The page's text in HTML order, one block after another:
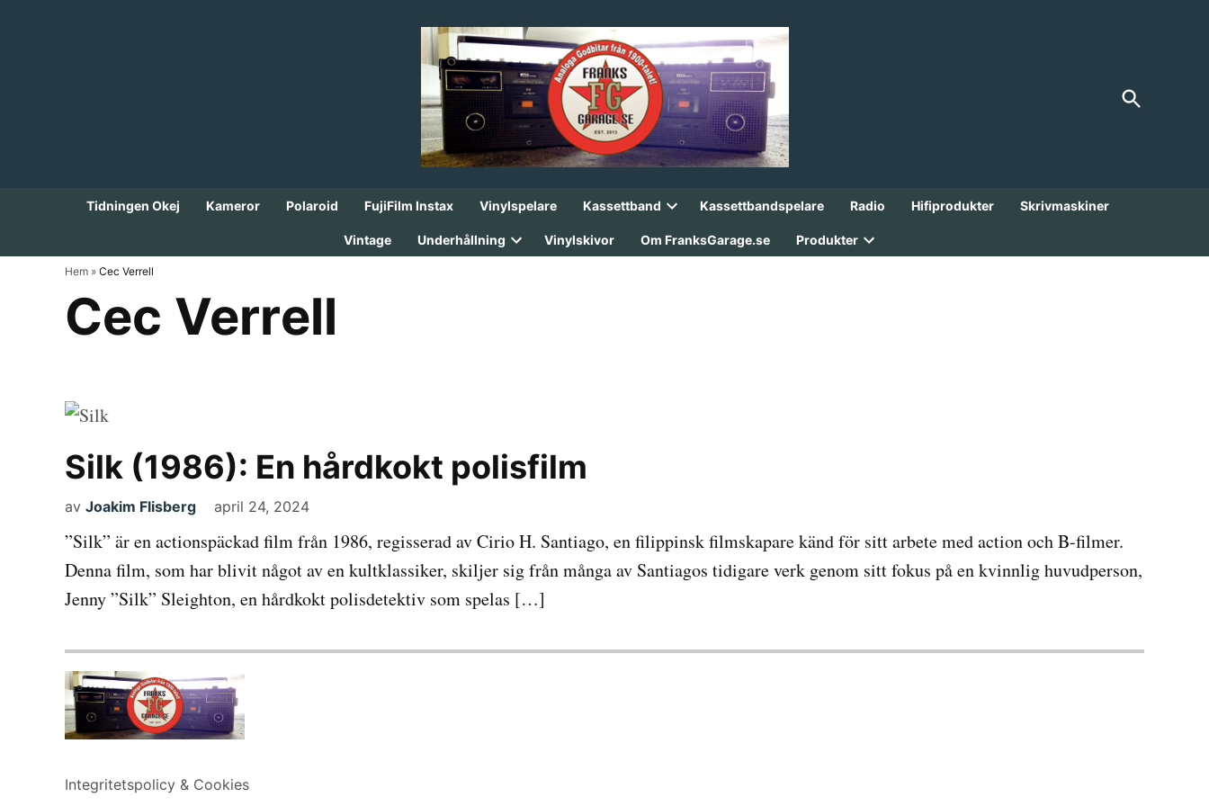
Open
Search
Tidningen Okej Kameror Polaroid FujiFilm Instax Vinylspelare Kassettband
dropdown
menu
Kassettbandspelare Radio Hifiprodukter Skrivmaskiner
Vintage Underhållning
Open
Vinylskivor Om FranksGarage.se Produkter
Open
Hem » Cec Verrell
Cec Verrell
Silk (1986): En hårdkokt polisfilm
av Joakim Flisberg april 24, 2024
”Silk” är en actionspäckad film från 1986, regisserad av Cirio H. Santiago, en filippinsk filmskapare känd för sitt arbete med action och B-filmer.
Denna film, som har blivit något av en kultklassiker, skiljer sig från många av Santiagos tidigare verk genom sitt fokus på en kvinnlig huvudperson,
Jenny ”Silk” Sleighton, en hårdkokt polisdetektiv som spelas […]
Integritetspolicy & Cookies